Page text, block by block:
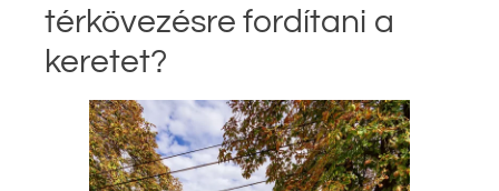
térkövezésre fordítani a
keretet?